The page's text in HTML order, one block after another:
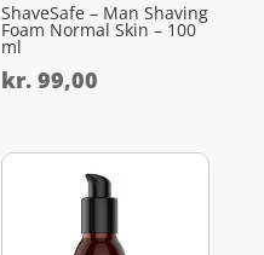
ShaveSafe – Man Shaving
Foam Normal Skin – 100
ml
kr. 99,00